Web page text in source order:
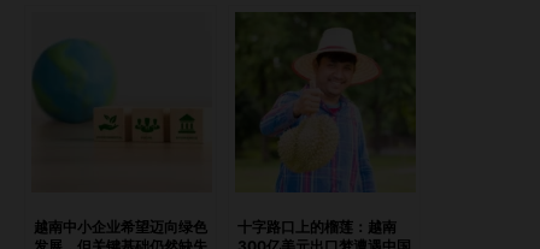
物种也随之消失。 与此同时，新加坡不断赢得国际可持续发
展奖项。但生物多样性的流失却在不知不觉中持续发生，几乎
没有引起公众的广泛关注。 为什么？因为在新加坡，依旧是
由人来决定“谁”能留下——包括动植物。 树木被大幅修剪，不
些城市中的树木，也为其他生态关键却不易察觉的物种提供栖
息地。作为一个社会，我们似乎更偏好整洁有序，而非生态复
越南中小企业希望迈向绿色
十字路口上的榴莲：越南